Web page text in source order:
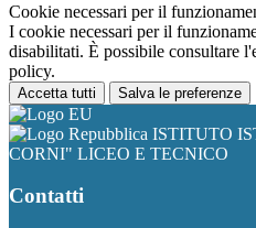
Cookie necessari per il
I cookie necessari per il
disabilitati. È possibile consultare
policy.
Accetta tutti Salva le preferenze
ISTITUTO
CORNI" LICEO E TECNICO
Contatti